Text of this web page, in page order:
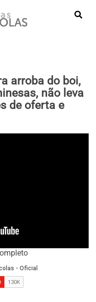
arroba do boi,
não leva
de oferta e